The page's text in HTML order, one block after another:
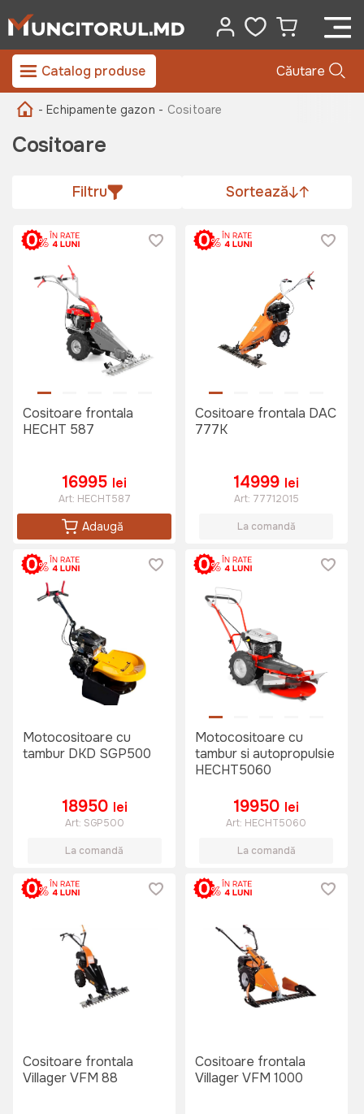
Catalog produse Căutare
- Echipamente gazon - Cositoare
Cositoare
Filtru Sortează
Cositoare frontala
HECHT 587
16995 lei
Art: HECHT587
Adaugă
Cositoare frontala DAC
777K
14999 lei
Art: 77712015
La comandă
Motocositoare cu
tambur DKD SGP500
18950 lei
Art: SGP500
La comandă
Motocositoare cu
tambur si autopropulsie
HECHT5060
19950 lei
Art: HECHT5060
La comandă
Cositoare frontala
Villager VFM 88
Cositoare frontala
Villager VFM 1000